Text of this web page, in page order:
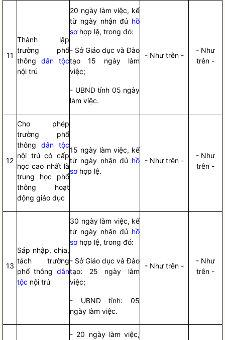
11
Thành lập
trường phổ
thông dân tộc
nội trú
20 ngày làm việc, kể
từ ngày nhận đủ hồ
sơhợp lệ, trong đó:
- Sở Giáo dục và Đào
tạo 15 ngày làm
việc;
- UBND tỉnh 05 ngày
làm việc.
- Như trên -
- Như
trên -
12
Cho phép
trường phổ
thông dân tộc
nội trú có cấp
học cao nhất là
trung học phổ
thông hoạt
động giáo dục
15 ngày làm việc, kể
từ ngày nhận đủ hồ
sơhợp lệ.
- Như trên -
- Như
trên -
13
Sáp nhập, chia,
tách trường
phổ thông dân
tộc nội trú
30 ngày làm việc, kể
từ ngày nhận đủ hồ
sơhợp lệ, trong đó:
- Sở Giáo dục và Đào
tạo: 25 ngày làm
việc;
- UBND tỉnh: 05
ngày làm việc.
- Như trên -
- Như
trên -
- 20 ngày làm việc,